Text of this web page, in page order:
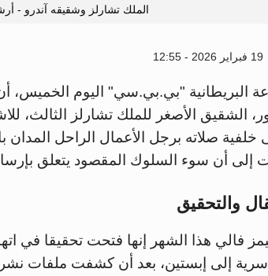
الملك تشارلز وشقيقه آندرو -
البريطانية "بي.بي.سي" اليوم الخميس،
الشقيق الأصغر للملك تشارلز الثالث،
خلفية صلاته برجل الأعمال الراحل المدان
إلى أن سوء السلوك المقصود يتعلق
والتحقيق
فالي هذا الشهر إنها فتحت تحقيقا في
إلى إبستين، بعد أن كشفت ملفات